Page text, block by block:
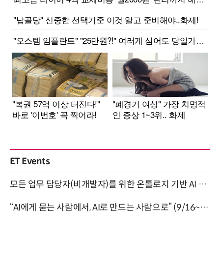
ET Events
모든 업무 담당자(비개발자)를 위한 온톨로지 기반 AI 지식체계 설계 1-day 워크숍 8월 20일 개최
“AI에게 묻는 사람에서, AI로 만드는 사람으로” (9/16~17)